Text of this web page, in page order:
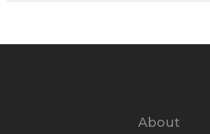
About